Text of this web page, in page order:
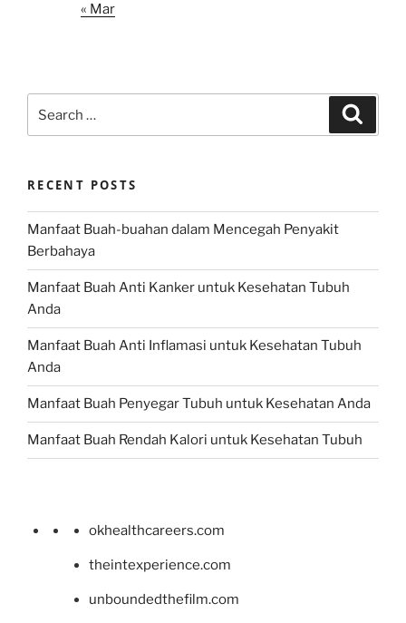
« Mar
for:
RECENT POSTS
Manfaat Buah-buahan dalam Mencegah Penyakit
Berbahaya
Manfaat Buah Anti Kanker untuk Kesehatan Tubuh
Anda
Manfaat Buah Anti Inflamasi untuk Kesehatan Tubuh
Anda
Manfaat Buah Penyegar Tubuh untuk Kesehatan Anda
Manfaat Buah Rendah Kalori untuk Kesehatan Tubuh
okhealthcareers.com
theintexperience.com
unboundedthefilm.com